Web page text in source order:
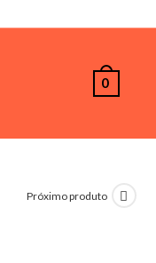
0
Próximo produto